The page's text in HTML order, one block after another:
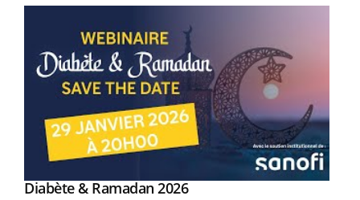
Youtube
Diabète & Ramadan 2026Youtube